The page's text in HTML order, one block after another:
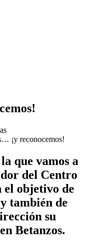
¡y reconocemos!
que vamos a
del Centro
el objetivo de
también de
su
Betanzos.